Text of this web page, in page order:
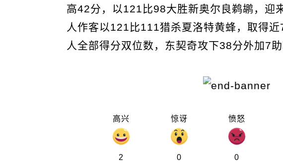
高42分，以121比98大胜新奥尔良鹈鹕，迎
人作客以121比111猎杀夏洛特黄蜂，取得
人全部得分双位数，东契奇攻下38分外加7
高兴
2
惊讶
0
愤怒
0